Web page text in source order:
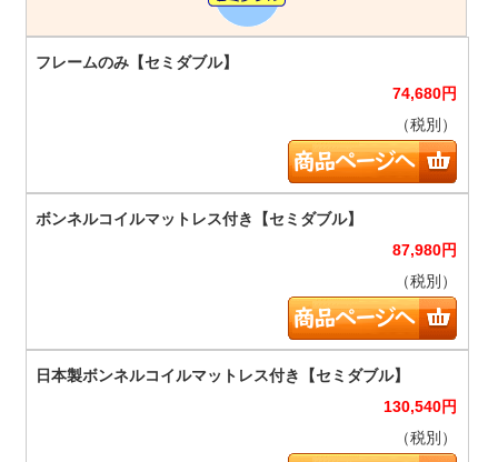
74,680円
（税別）
87,980円
（税別）
130,540円
（税別）